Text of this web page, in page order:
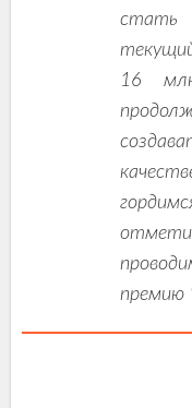
стать
16
премию